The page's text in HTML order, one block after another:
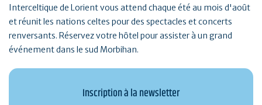
Interceltique de Lorient vous attend chaque été au mois d'août
et réunit les nations celtes pour des spectacles et concerts
renversants. Réservez votre hôtel pour assister à un grand
événement dans le sud Morbihan.
Inscription à la newsletter